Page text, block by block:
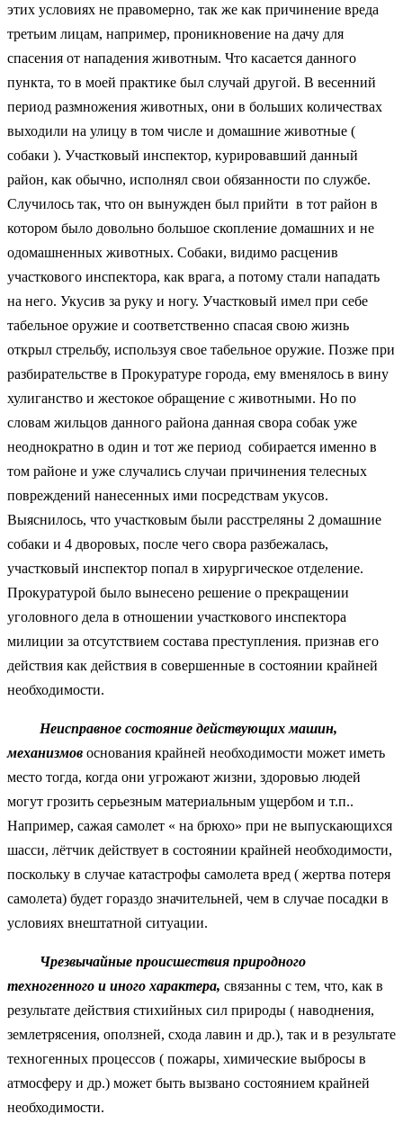
этих условиях не правомерно, так же как причинение вреда
третьим лицам, например, проникновение на дачу для
спасения от нападения животным. Что касается данного
пункта, то в моей практике был случай другой. В весенний
период размножения животных, они в больших количествах
выходили на улицу в том числе и домашние животные (
собаки ). Участковый инспектор, курировавший данный
район, как обычно, исполнял свои обязанности по службе.
Случилось так, что он вынужден был прийти в тот район в
котором было довольно большое скопление домашних и не
одомашненных животных. Собаки, видимо расценив
участкового инспектора, как врага, а потому стали нападать
на него. Укусив за руку и ногу. Участковый имел при себе
табельное оружие и соответственно спасая свою жизнь
открыл стрельбу, используя свое табельное оружие. Позже при
разбирательстве в Прокуратуре города, ему вменялось в вину
хулиганство и жестокое обращение с животными. Но по
словам жильцов данного района данная свора собак уже
неоднократно в один и тот же период собирается именно в
том районе и уже случались случаи причинения телесных
повреждений нанесенных ими посредствам укусов.
Выяснилось, что участковым были расстреляны 2 домашние
собаки и 4 дворовых, после чего свора разбежалась,
участковый инспектор попал в хирургическое отделение.
Прокуратурой было вынесено решение о прекращении
уголовного дела в отношении участкового инспектора
милиции за отсутствием состава преступления. признав его
действия как действия в совершенные в состоянии крайней
необходимости.
Неисправное состояние действующих машин,
механизмов основания крайней необходимости может иметь
место тогда, когда они угрожают жизни, здоровью людей
могут грозить серьезным материальным ущербом и т.п..
Например, сажая самолет « на брюхо» при не выпускающихся
шасси, лётчик действует в состоянии крайней необходимости,
поскольку в случае катастрофы самолета вред ( жертва потеря
самолета) будет гораздо значительней, чем в случае посадки в
условиях внештатной ситуации.
Чрезвычайные происшествия природного
техногенного и иного характера, связанны с тем, что, как в
результате действия стихийных сил природы ( наводнения,
землетрясения, оползней, схода лавин и др.), так и в результате
техногенных процессов ( пожары, химические выбросы в
атмосферу и др.) может быть вызвано состоянием крайней
необходимости.